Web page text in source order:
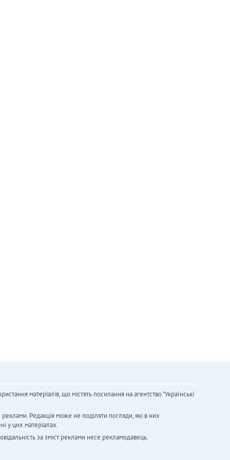
матеріалів, що містять посилання на агентство "Українськi
Редакція може не поділяти погляди, які в них
у цих матеріалах.
за зміст реклами несе рекламодавець.